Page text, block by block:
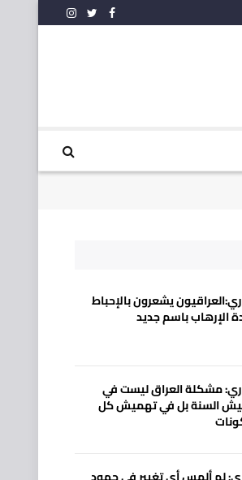
فيسبوك
تويترالانستغرام
يشعرون بالإحباط
الإرهاب باسم جديد
مشكلة العراق ليست في
السنة بل في تهميش كل